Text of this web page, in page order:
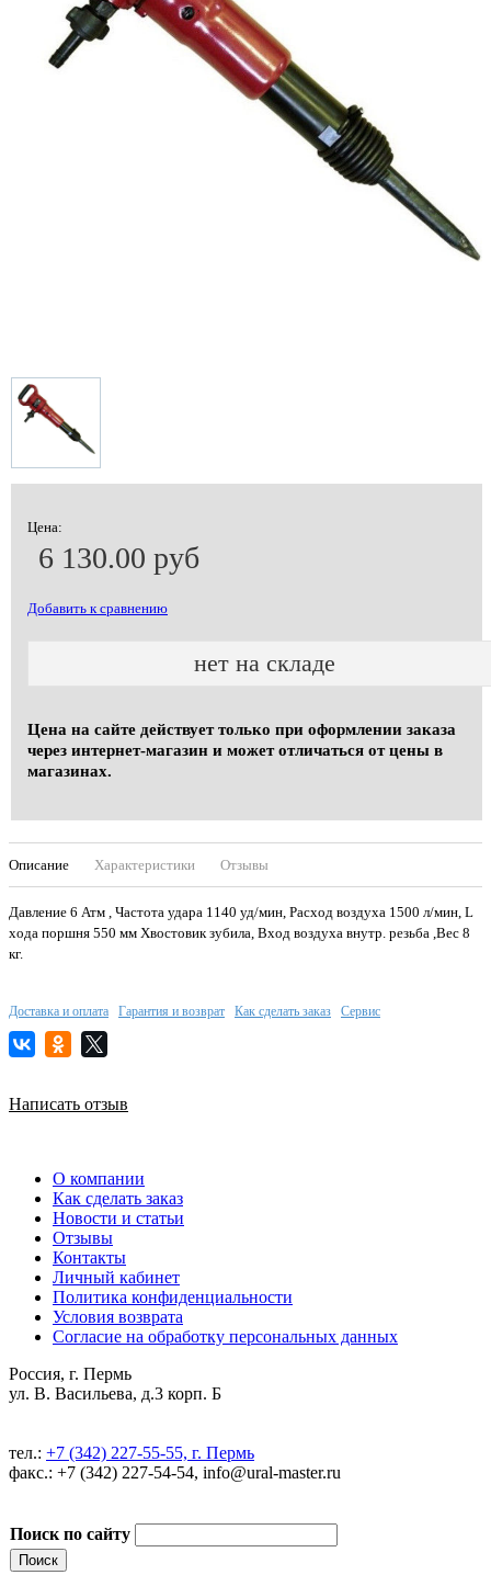
Цена:
6 130.00 руб
Добавить к сравнению
нет на складе
Цена на сайте действует только при оформлении заказа
через интернет-магазин и может отличаться от цены в
магазинах.
Описание Характеристики Отзывы
Давление 6 Атм , Частота удара 1140 уд/мин, Расход воздуха 1500 л/мин, L
хода поршня 550 мм Хвостовик зубила, Вход воздуха внутр. резьба ,Вес 8
кг.
Доставка и оплата Гарантия и возврат Как сделать заказ Сервис
Написать отзыв
О компании
Как сделать заказ
Новости и статьи
Отзывы
Контакты
Личный кабинет
Политика конфиденциальности
Условия возврата
Согласие на обработку персональных данных
Россия, г. Пермь
ул. В. Васильева, д.3 корп. Б
тел.: +7 (342) 227-55-55, г. Пермь
факс.: +7 (342) 227-54-54, info@ural-master.ru
Поиск по сайту